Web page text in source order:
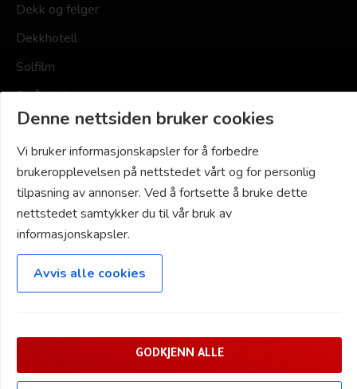
Dekk og felger
Dekkhotell
Solfilm
Småskader
NAVIGASJON
Hjem
Priser
Om oss
Kontakt oss
© 2026 BOSS OF GLOSS AS - UTVIKLET OG DESIGNET AV VERDI MEDIA NORGE AS
Denne nettsiden bruker cookies
Vi bruker informasjonskapsler for å forbedre
brukeropplevelsen på nettstedet vårt og for personlig
tilpasning av annonser. Ved å fortsette å bruke dette
nettstedet samtykker du til vår bruk av
informasjonskapsler.
Avvis alle cookies
GODKJENN ALLE